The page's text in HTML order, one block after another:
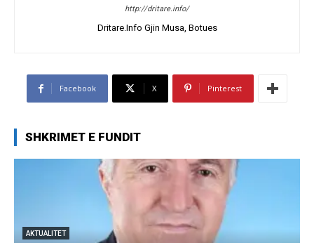
http://dritare.info/
Dritare.Info Gjin Musa, Botues
Facebook X Pinterest
SHKRIMET E FUNDIT
AKTUALITET